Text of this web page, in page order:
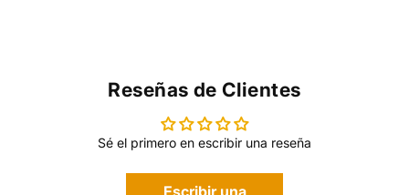
Reseñas de Clientes
Sé el primero en escribir una reseña